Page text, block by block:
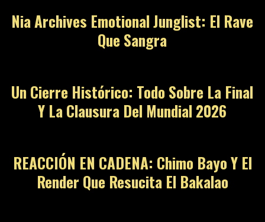
Nia Archives Emotional Junglist: El Rave
Que Sangra
Un Cierre Histórico: Todo Sobre La Final
Y La Clausura Del Mundial 2026
10
REACCIÓN EN CADENA: Chimo Bayo Y El
Render Que Resucita El Bakalao
11